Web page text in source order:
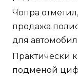
Чопра
продажа
для
Практически
подменой